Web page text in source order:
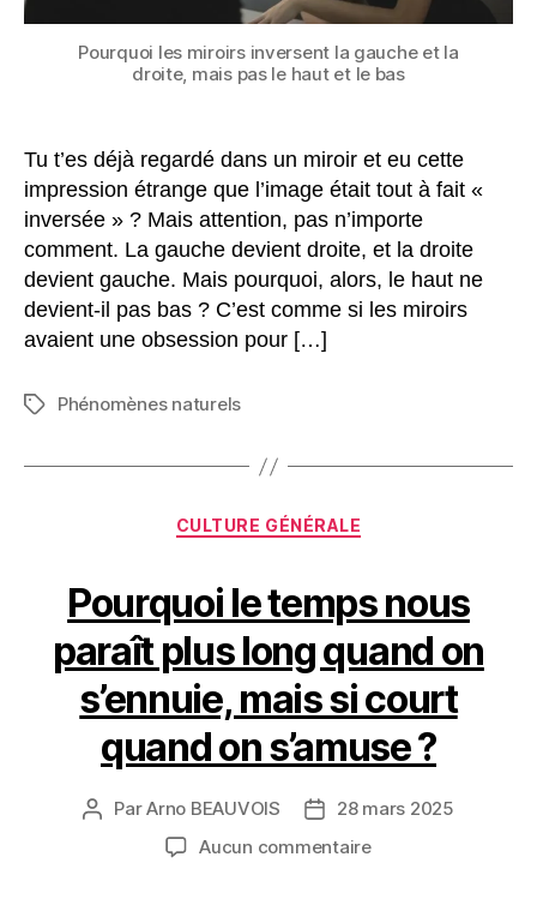
le
bas
?
Pourquoi les miroirs inversent la gauche et la
droite, mais pas le haut et le bas
Tu t’es déjà regardé dans un miroir et eu cette
impression étrange que l’image était tout à fait «
inversée » ? Mais attention, pas n’importe
comment. La gauche devient droite, et la droite
devient gauche. Mais pourquoi, alors, le haut ne
devient-il pas bas ? C’est comme si les miroirs
avaient une obsession pour […]
Étiquettes
Phénomènes naturels
Catégories
CULTURE GÉNÉRALE
Pourquoi le temps nous
paraît plus long quand on
s’ennuie, mais si court
quand on s’amuse ?
Auteur
ParArno BEAUVOIS
Date
de
28 mars 2025
Aucun commentairesur